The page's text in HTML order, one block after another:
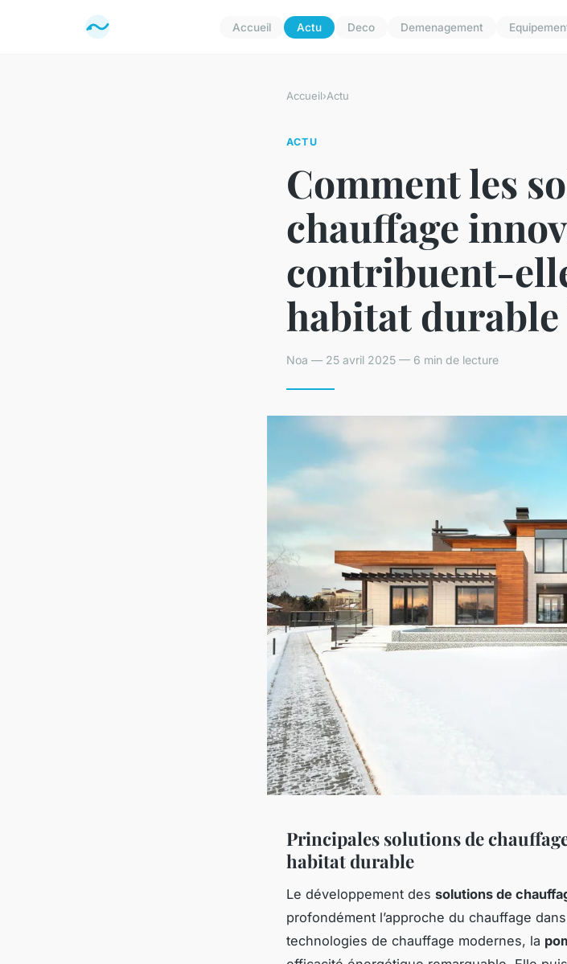
Accueil Actu Deco Demenagement
Accueil›Actu
ACTU
Comment les
chauffage
contribuent-
habitat durable
Noa — 25 avril 2025 — 6 min de lecture
Principales solutions de
habitat durable
Le développement des solutions de
profondément l’approche du chauffage
technologies de chauffage modernes, la